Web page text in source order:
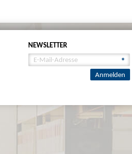
NEWSLETTER